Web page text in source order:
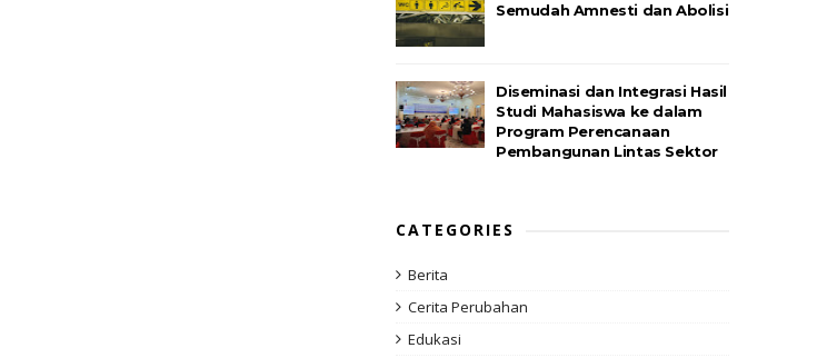
Semudah Amnesti dan Abolisi
Diseminasi dan Integrasi Hasil
Studi Mahasiswa ke dalam
Program Perencanaan
Pembangunan Lintas Sektor
CATEGORIES
Berita
Cerita Perubahan
Edukasi